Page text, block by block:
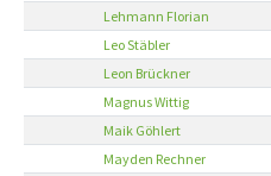
Lehmann Florian
Leo Stäbler
Leon Brückner
Magnus Wittig
Maik Göhlert
Mayden Rechner